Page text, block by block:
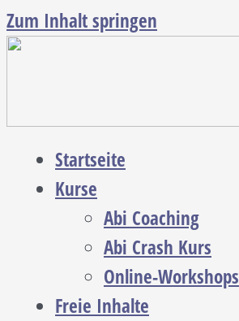
Zum Inhalt springen
Startseite
Kurse
Abi Coaching
Abi Crash Kurs
Online-Workshops
Freie Inhalte